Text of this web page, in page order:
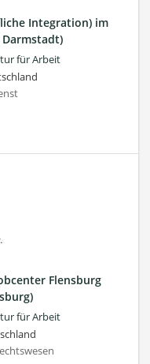
Integration) im
für Arbeit
Flensburg
für Arbeit